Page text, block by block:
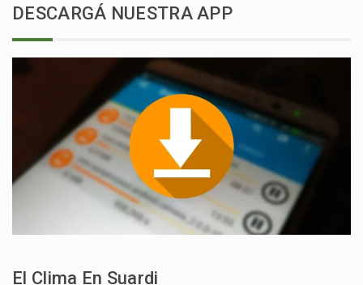
DESCARGÁ NUESTRA APP
El Clima En Suardi